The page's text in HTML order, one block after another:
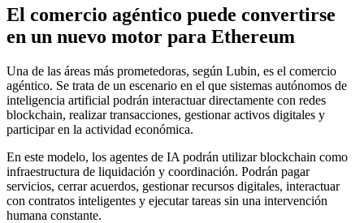
El comercio agéntico puede convertirse
en un nuevo motor para Ethereum
Una de las áreas más prometedoras, según Lubin, es el comercio
agéntico. Se trata de un escenario en el que sistemas autónomos de
inteligencia artificial podrán interactuar directamente con redes
blockchain, realizar transacciones, gestionar activos digitales y
participar en la actividad económica.
En este modelo, los agentes de IA podrán utilizar blockchain como
infraestructura de liquidación y coordinación. Podrán pagar
servicios, cerrar acuerdos, gestionar recursos digitales, interactuar
con contratos inteligentes y ejecutar tareas sin una intervención
humana constante.